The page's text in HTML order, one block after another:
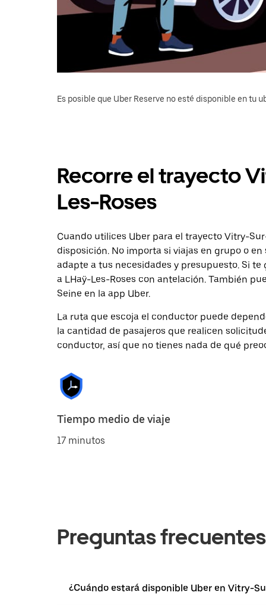
Es posible que Uber Reserve no esté disponible en tu
Recorre el trayecto
Les-Roses
Cuando utilices Uber para el trayecto Vitry-
disposición. No importa si viajas en grupo o
adapte a tus necesidades y presupuesto. Si
a LHaÿ-Les-Roses con antelación. También
Seine en la app Uber.
La ruta que escoja el conductor puede
la cantidad de pasajeros que realicen
conductor, así que no tienes nada de qué
Tiempo medio de viaje
17 minutos
Preguntas frecuentes
¿Cuándo estará disponible Uber en Vitry-